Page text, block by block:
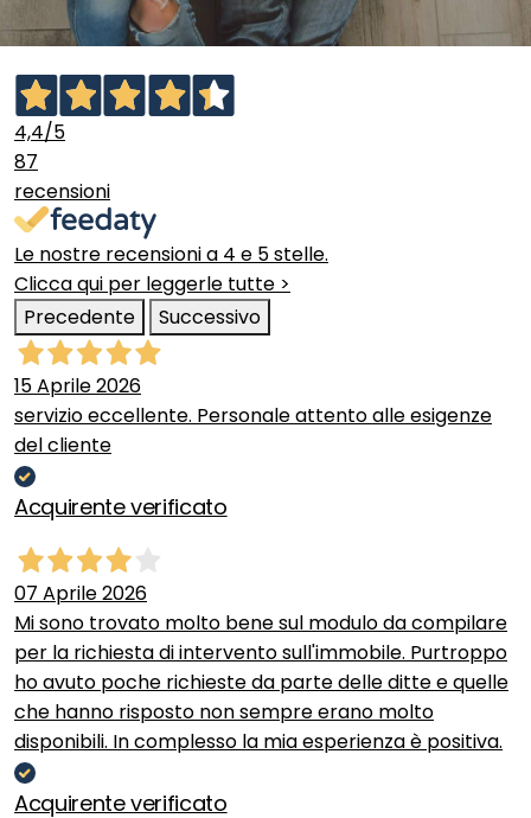
4,4/5
87
recensioni
Le nostre recensioni a 4 e 5 stelle.
Clicca qui per leggerle tutte >
Precedente
Successivo
15 Aprile 2026
servizio eccellente. Personale attento alle esigenze
del cliente
Acquirente verificato
07 Aprile 2026
Mi sono trovato molto bene sul modulo da compilare
per la richiesta di intervento sull'immobile. Purtroppo
ho avuto poche richieste da parte delle ditte e quelle
che hanno risposto non sempre erano molto
disponibili. In complesso la mia esperienza è positiva.
Acquirente verificato